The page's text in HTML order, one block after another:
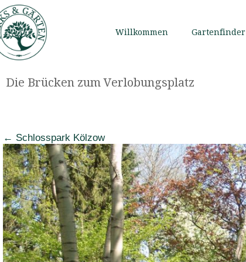
Willkommen Gartenfinder
Die Brücken zum Verlobungsplatz
← Schlosspark Kölzow